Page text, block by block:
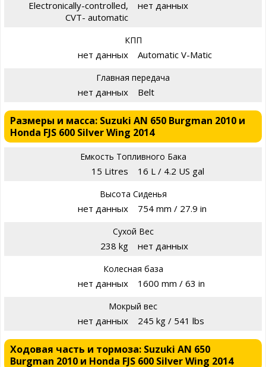
Electronically-controlled,
CVT- automatic
нет данных
КПП
нет данных Automatic V-Matic
Главная передача
нет данных Belt
Размеры и масса: Suzuki AN 650 Burgman 2010 и
Honda FJS 600 Silver Wing 2014
Емкость Топливного Бака
15 Litres 16 L / 4.2 US gal
Высота Сиденья
нет данных 754 mm / 27.9 in
Сухой Вес
238 kg нет данных
Колесная база
нет данных 1600 mm / 63 in
Мокрый вес
нет данных 245 kg / 541 lbs
Ходовая часть и тормоза: Suzuki AN 650
Burgman 2010 и Honda FJS 600 Silver Wing 2014